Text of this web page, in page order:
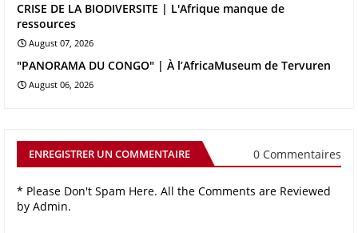
CRISE DE LA BIODIVERSITE | L'Afrique manque de
ressources
August 07, 2026
"PANORAMA DU CONGO" | À l’AfricaMuseum de Tervuren
August 06, 2026
ENREGISTRER UN COMMENTAIRE 0 Commentaires
* Please Don't Spam Here. All the Comments are Reviewed
by Admin.